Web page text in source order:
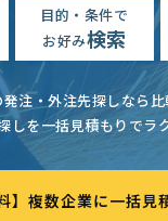
目的・条件で
お好み検索
注・外注先探しなら比
しを一括見積もりでラ
】複数企業に一括見
の相談・問合せ・資料請求
ろうけつ染め生地、綿手織り生地
ブランド立ち上げに伴うノンワイヤ
の相談・問合せ・資料請求
工の資料請求 1000万円
工の資料請求 相談して決